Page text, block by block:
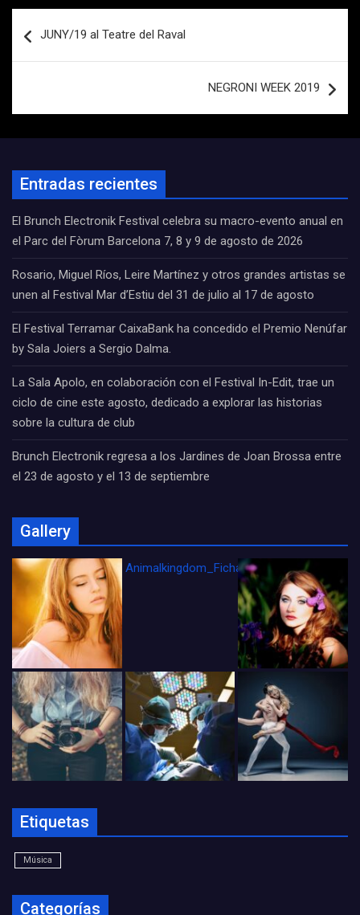
de
JUNY/19 al Teatre del Raval
NEGRONI WEEK 2019
Entradas recientes
El Brunch Electronik Festival celebra su macro-evento anual en
el Parc del Fòrum Barcelona 7, 8 y 9 de agosto de 2026
Rosario, Miguel Ríos, Leire Martínez y otros grandes artistas se
unen al Festival Mar d’Estiu del 31 de julio al 17 de agosto
El Festival Terramar CaixaBank ha concedido el Premio Nenúfar
by Sala Joiers a Sergio Dalma.
La Sala Apolo, en colaboración con el Festival In-Edit, trae un
ciclo de cine este agosto, dedicado a explorar las historias
sobre la cultura de club
Brunch Electronik regresa a los Jardines de Joan Brossa entre
el 23 de agosto y el 13 de septiembre
Gallery
Animalkingdom_FichaCine
Etiquetas
Música
Categorías